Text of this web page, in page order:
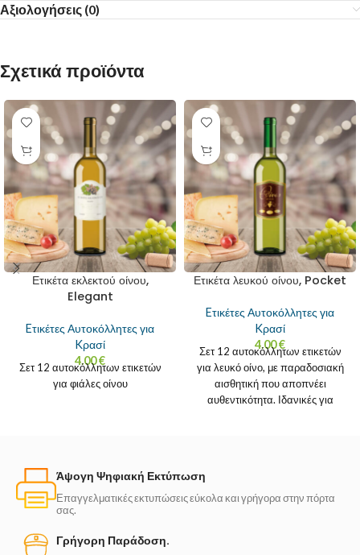
Αξιολογήσεις (0)
Σχετικά προϊόντα
Ετικέτα εκλεκτού οίνου,
Elegant
Eτικέτες Αυτοκόλλητες για
Kρασί
4.00€
Σετ 12 αυτοκόλλητων ετικετών
για φιάλες οίνου
Ετικέτα λευκού οίνου, Pocket
Eτικέτες Αυτοκόλλητες για
Kρασί
4.00€
Σετ 12 αυτοκόλλητων ετικετών
για λευκό οίνο, με παραδοσιακή
αισθητική που αποπνέει
αυθεντικότητα. Ιδανικές για
Άψογη Ψηφιακή Εκτύπωση
Επαγγελματικές εκτυπώσεις εύκολα και γρήγορα στην πόρτα
σας.
Γρήγορη Παράδοση.